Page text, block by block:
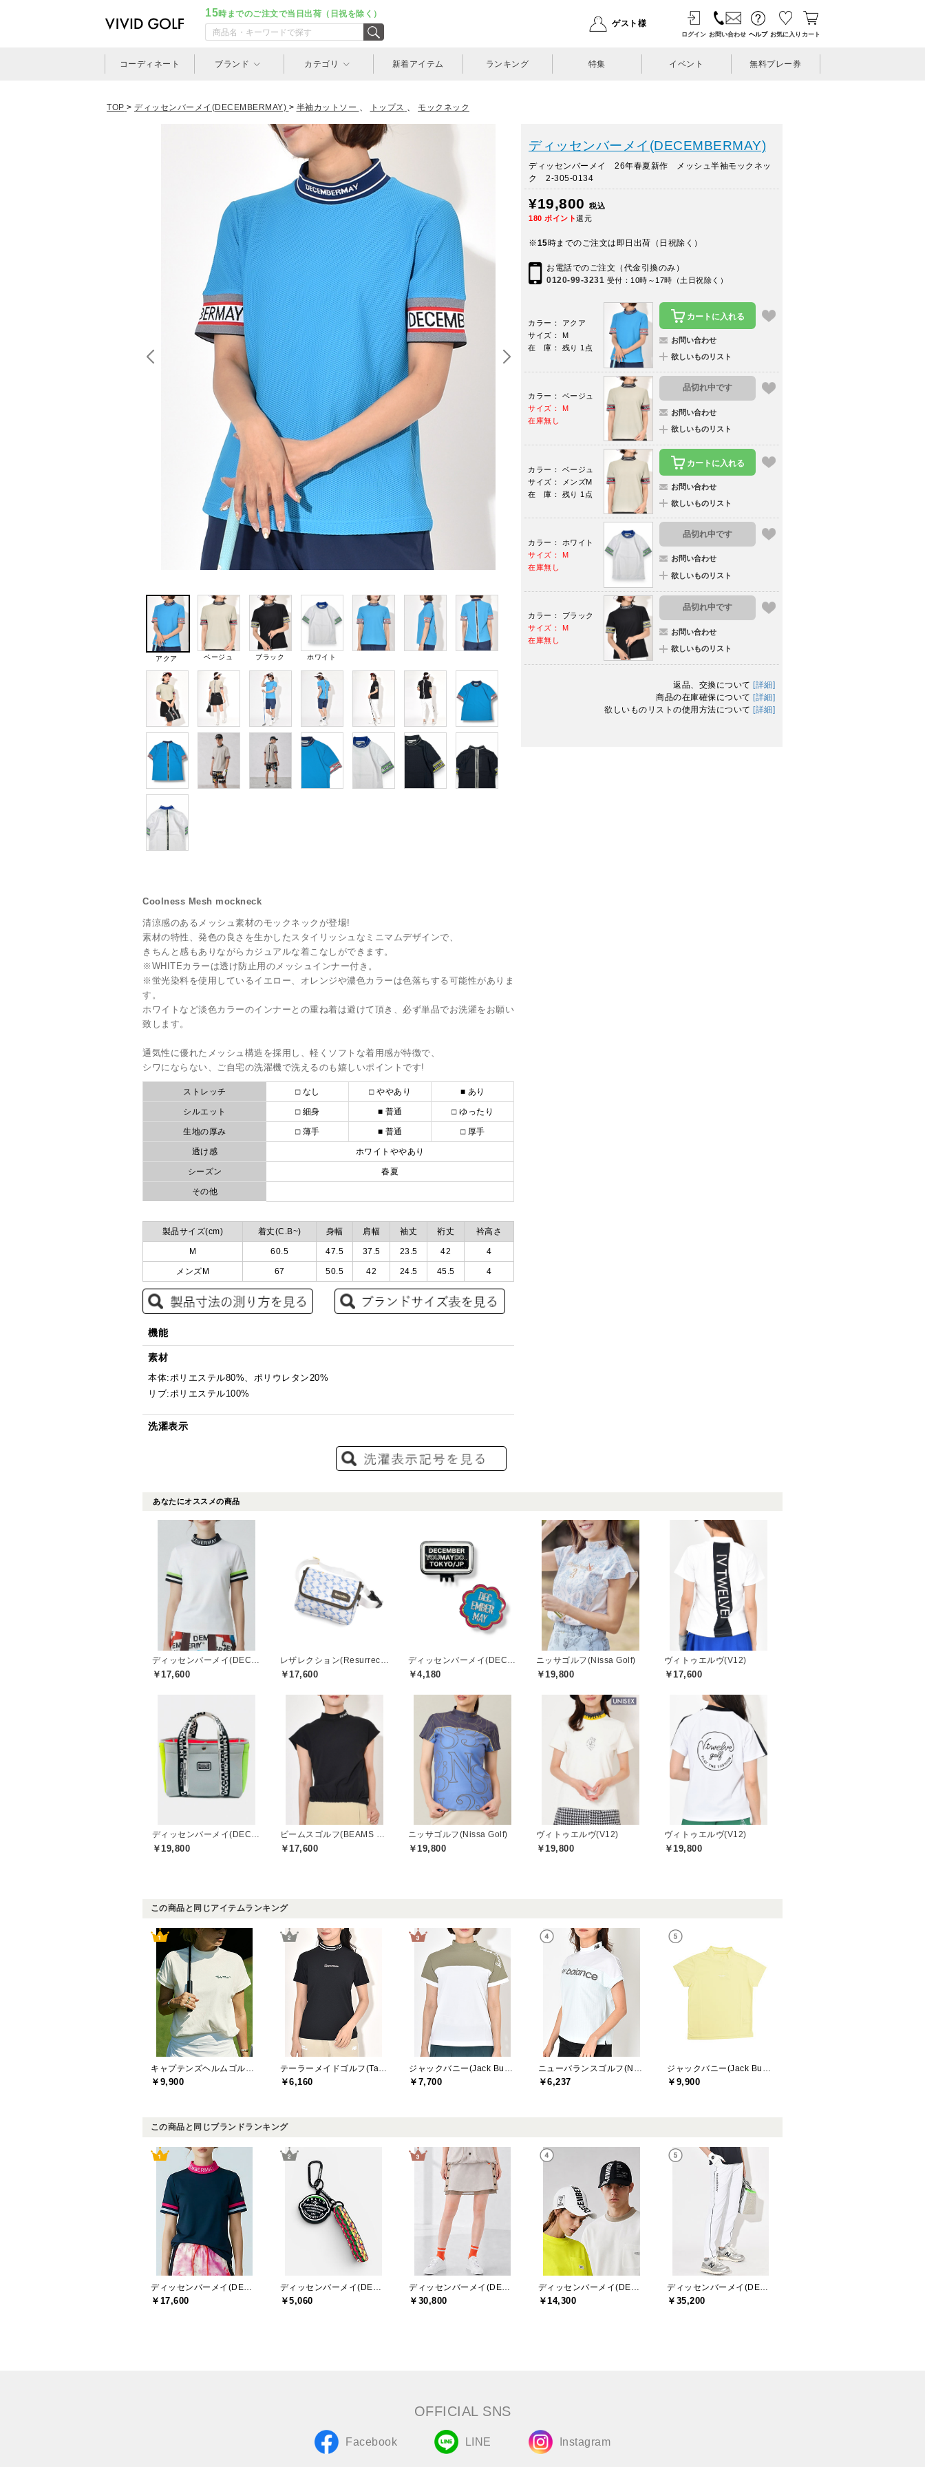
15時までのご注文で当日出荷（日祝を除く）
ゲスト様
ログイン お問い合わせ ヘルプ お気に入り カート
コーディネート ブランド カテゴリ 新着アイテム ランキング 特集 イベント 無料プレー券
TOP > ディッセンバーメイ(DECEMBERMAY) > 半袖カットソー 、 トップス 、 モックネック
アクア ベージュ ブラック ホワイト
Coolness Mesh mockneck
清涼感のあるメッシュ素材のモックネックが登場!
素材の特性、発色の良さを生かしたスタイリッシュなミニマムデザインで、
きちんと感もありながらカジュアルな着こなしができます。
※WHITEカラーは透け防止用のメッシュインナー付き。
※蛍光染料を使用しているイエロー、オレンジや濃色カラーは色落ちする可能性がありま
す。
ホワイトなど淡色カラーのインナーとの重ね着は避けて頂き、必ず単品でお洗濯をお願い
致します。
通気性に優れたメッシュ構造を採用し、軽くソフトな着用感が特徴で、
シワにならない、ご自宅の洗濯機で洗えるのも嬉しいポイントです!
ストレッチ □ なし □ ややあり ■ あり
シルエット □ 細身 ■ 普通 □ ゆったり
生地の厚み □ 薄手 ■ 普通 □ 厚手
透け感 ホワイトややあり
シーズン 春夏
その他
製品サイズ(cm) 着丈(C.B~) 身幅 肩幅 袖丈 裄丈 衿高さ
M 60.5 47.5 37.5 23.5 42 4
メンズM 67 50.5 42 24.5 45.5 4
機能
素材
本体:ポリエステル80%、ポリウレタン20%
リブ:ポリエステル100%
洗濯表示
ディッセンバーメイ(DECEMBERMAY)
ディッセンバーメイ 26年春夏新作 メッシュ半袖モックネッ
ク 2-305-0134
¥19,800
税込
180 ポイント還元
※15時までのご注文は即日出荷（日祝除く）
お電話でのご注文（代金引換のみ）
0120-99-3231 受付：10時～17時（土日祝除く）
カラー： アクア
サイズ： M
在 庫： 残り 1点
カートに入れる
お問い合わせ
欲しいものリスト
カラー： ベージュ
サイズ： M
在庫無し
品切れ中です
お問い合わせ
欲しいものリスト
カラー： ベージュ
サイズ： メンズM
在 庫： 残り 1点
カートに入れる
お問い合わせ
欲しいものリスト
カラー： ホワイト
サイズ： M
在庫無し
品切れ中です
お問い合わせ
欲しいものリスト
カラー： ブラック
サイズ： M
在庫無し
品切れ中です
お問い合わせ
欲しいものリスト
返品、交換について [詳細]
商品の在庫確保について [詳細]
欲しいものリストの使用方法について [詳細]
あなたにオススメの商品
￥17,600 ￥17,600 ￥4,180
ニッサゴルフ(Nissa Golf)
￥19,800
ヴィトゥエルヴ(V12)
￥17,600
￥19,800 ￥17,600
ニッサゴルフ(Nissa Golf)
￥19,800
ヴィトゥエルヴ(V12)
￥19,800
ヴィトゥエルヴ(V12)
￥19,800
この商品と同じアイテムランキング
￥9,900 ￥6,160 ￥7,700 ￥6,237 ￥9,900
この商品と同じブランドランキング
￥17,600 ￥5,060 ￥30,800 ￥14,300 ￥35,200
OFFICIAL SNS
Facebook LINE Instagram